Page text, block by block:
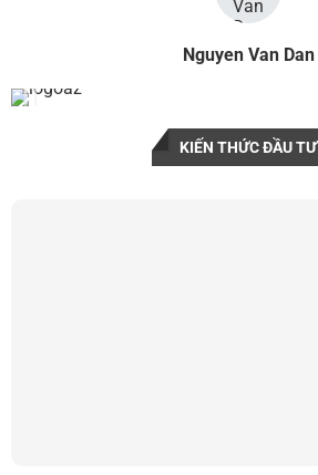
Nguyen Van Dan
KIẾN THỨC ĐẦU TƯ